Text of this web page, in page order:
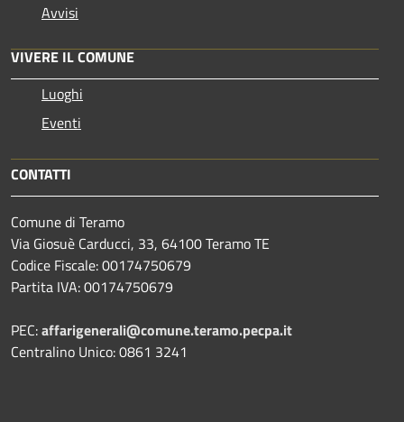
Avvisi
VIVERE IL COMUNE
Luoghi
Eventi
CONTATTI
Comune di Teramo
Via Giosuè Carducci, 33, 64100 Teramo TE
Codice Fiscale: 00174750679
Partita IVA: 00174750679
PEC:affarigenerali@comune.teramo.pecpa.it
Centralino Unico: 0861 3241